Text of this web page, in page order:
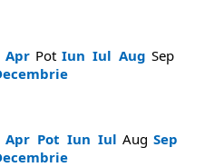
Apr Pot Iun Iul Aug Sep
Apr Pot Iun Iul Aug Sep